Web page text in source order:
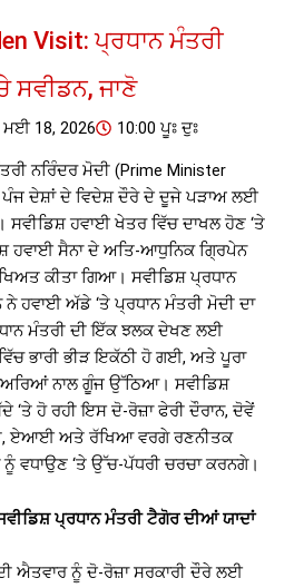
Visit: ਪ੍ਰਧਾਨ ਮੰਤਰੀ
ਸਵੀਡਨ, ਜਾਣੋ
ਮਈ 18, 2026 10:00 ਪੂਃ ਦੁਃ
ਨਰਿੰਦਰ ਮੋਦੀ (Prime Minister
ਪੰਜ ਦੇਸ਼ਾਂ ਦੇ ਵਿਦੇਸ਼ ਦੌਰੇ ਦੇ ਦੂਜੇ ਪੜਾਅ ਲਈ
ਹਵਾਈ ਖੇਤਰ ਵਿੱਚ ਦਾਖਲ ਹੋਣ ‘ਤੇ
ਹਵਾਈ ਸੈਨਾ ਦੇ ਅਤਿ-ਆਧੁਨਿਕ ਗ੍ਰਿਪੇਨ
ਕੀਤਾ ਗਿਆ। ਸਵੀਡਿਸ਼ ਪ੍ਰਧਾਨ
ਹਵਾਈ ਅੱਡੇ ‘ਤੇ ਪ੍ਰਧਾਨ ਮੰਤਰੀ ਮੋਦੀ ਦਾ
ਮੰਤਰੀ ਦੀ ਇੱਕ ਝਲਕ ਦੇਖਣ ਲਈ
ਭਾਰੀ ਭੀੜ ਇਕੱਠੀ ਹੋ ਗਈ, ਅਤੇ ਪੂਰਾ
ਨਾਲ ਗੂੰਜ ਉੱਠਿਆ। ਸਵੀਡਿਸ਼
‘ਤੇ ਹੋ ਰਹੀ ਇਸ ਦੋ-ਰੋਜ਼ਾ ਫੇਰੀ ਦੌਰਾਨ, ਦੋਵੇਂ
ਏਆਈ ਅਤੇ ਰੱਖਿਆ ਵਰਗੇ ਰਣਨੀਤਕ
ਵਧਾਉਣ ‘ਤੇ ਉੱਚ-ਪੱਧਰੀ ਚਰਚਾ ਕਰਨਗੇ।
ਪ੍ਰਧਾਨ ਮੰਤਰੀ ਟੈਗੋਰ ਦੀਆਂ ਯਾਦਾਂ
ਐਤਵਾਰ ਨੂੰ ਦੋ-ਰੋਜ਼ਾ ਸਰਕਾਰੀ ਦੌਰੇ ਲਈ